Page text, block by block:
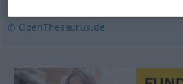
© OpenThesaurus.de